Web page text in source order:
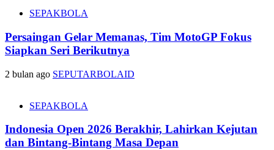
SEPAKBOLA
Persaingan Gelar Memanas, Tim MotoGP Fokus
Siapkan Seri Berikutnya
2 bulan ago SEPUTARBOLAID
SEPAKBOLA
Indonesia Open 2026 Berakhir, Lahirkan Kejutan
dan Bintang-Bintang Masa Depan